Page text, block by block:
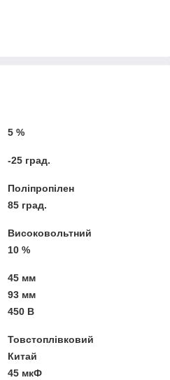
5 %
-25 град.
Поліпропілен
85 град.
Високовольтний
10 %
45 мм
93 мм
450 В
Товстоплівковий
Китай
45 мкФ